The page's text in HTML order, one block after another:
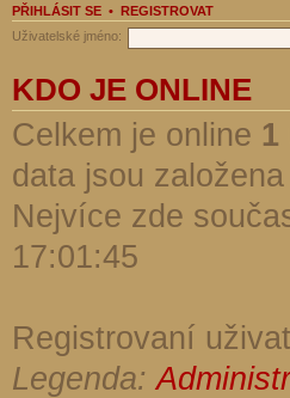
PŘIHLÁSIT SE • REGISTROVAT
Uživatelské jméno:
KDO JE ONLINE
Celkem je online 1
data jsou
Nejvíce zde
17:01:45
Registrovaní
Legenda: